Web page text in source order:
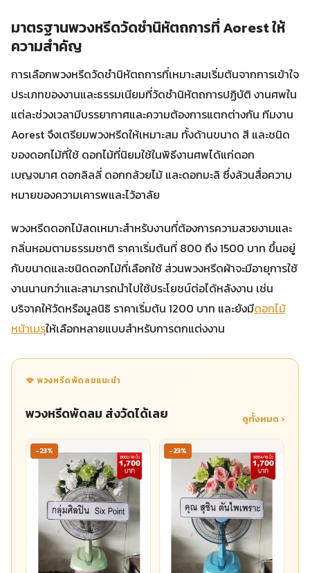
มาตรฐานพวงหรีดวัดชำนิหัตถการที่ Aorest ให้
ความสำคัญ
การเลือกพวงหรีดวัดชำนิหัตถการที่เหมาะสมเริ่มต้นจากการเข้าใจ
ประเภทของงานและธรรมเนียมที่วัดชำนิหัตถการปฏิบัติ งานศพใน
แต่ละช่วงเวลามีบรรยากาศและความต้องการแตกต่างกัน ทีมงาน
Aorest จึงเตรียมพวงหรีดให้เหมาะสม ทั้งด้านขนาด สี และชนิด
ของดอกไม้ที่ใช้ ดอกไม้ที่นิยมใช้ในพิธีงานศพได้แก่ดอก
เบญจมาศ ดอกลิลลี่ ดอกกล้วยไม้ และดอกมะลิ ซึ่งล้วนสื่อความ
หมายของความเคารพและไว้อาลัย
พวงหรีดดอกไม้สดเหมาะสำหรับงานที่ต้องการความสวยงามและ
กลิ่นหอมตามธรรมชาติ ราคาเริ่มต้นที่ 800 ถึง 1500 บาท ขึ้นอยู่
กับขนาดและชนิดดอกไม้ที่เลือกใช้ ส่วนพวงหรีดผ้าจะมีอายุการใช้
งานนานกว่าและสามารถนำไปใช้ประโยชน์ต่อได้หลังงาน เช่น
บริจาคให้วัดหรือมูลนิธิ ราคาเริ่มต้น 1200 บาท และยังมีดอกไม้
หน้าเมรุให้เลือกหลายแบบสำหรับการตกแต่งงาน
🪭 พวงหรีดพัดลมแนะนำ
พวงหรีดพัดลม ส่งวัดได้เลย ดูทั้งหมด ›
-23% -23%